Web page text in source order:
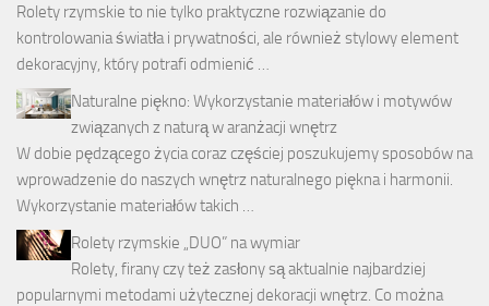
Rolety rzymskie to nie tylko praktyczne rozwiązanie do
kontrolowania światła i prywatności, ale również stylowy element
dekoracyjny, który potrafi odmienić …
Naturalne piękno: Wykorzystanie materiałów i motywów
związanych z naturą w aranżacji wnętrz
W dobie pędzącego życia coraz częściej poszukujemy sposobów na
wprowadzenie do naszych wnętrz naturalnego piękna i harmonii.
Wykorzystanie materiałów takich …
Rolety rzymskie „DUO” na wymiar
Rolety, firany czy też zasłony są aktualnie najbardziej
popularnymi metodami użytecznej dekoracji wnętrz. Co można